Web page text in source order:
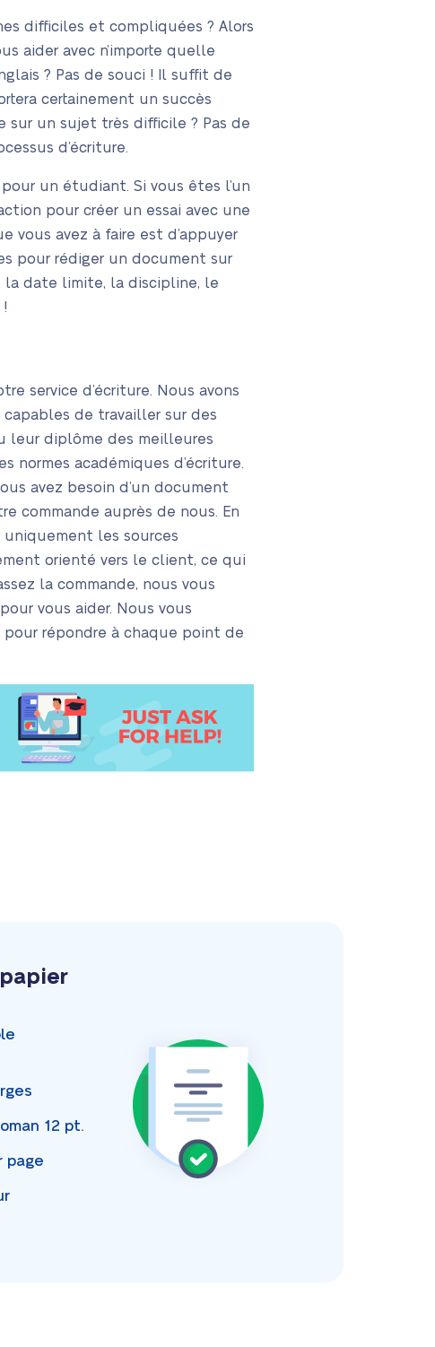
difficiles et compliquées ? Alors
aider avec n’importe quelle
? Pas de souci ! Il suffit de
certainement un succès
sur un sujet très difficile ? Pas de
d’écriture.
un étudiant. Si vous êtes l’un
pour créer un essai avec une
vous avez à faire est d’appuyer
pour rédiger un document sur
la date limite, la discipline, le
service d’écriture. Nous avons
de travailler sur des
leur diplôme des meilleures
normes académiques d’écriture.
avez besoin d’un document
commande auprès de nous. En
les sources
orienté vers le client, ce qui
la commande, nous vous
vous aider. Nous vous
pour répondre à chaque point de
12 pt.
page